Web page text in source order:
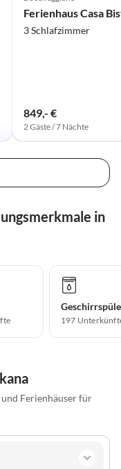
3 Schlafzimmer
849,- €
2 Gäste / 7 Nächte
in
197
Ferienhäuser für